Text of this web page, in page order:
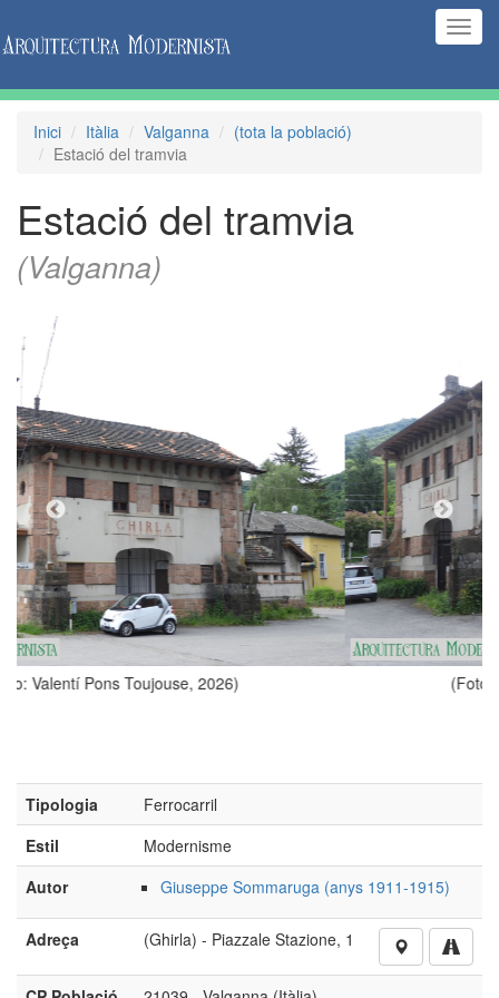
Inici Itàlia Valganna
(tota la població)
Estació del tramvia
Estació del tramvia
(Valganna)
(Foto: Valentí Pons Toujouse,
Tipologia
Ferrocarril
Estil
Modernisme
Autor
Giuseppe Sommaruga (anys 1911-1915)
Adreça (Ghirla) - Piazzale Stazione, 1